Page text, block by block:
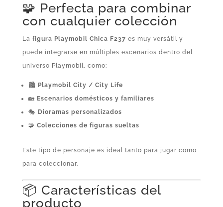
🧩 Perfecta para combinar
con cualquier colección
La figura Playmobil Chica F237 es muy versátil y
puede integrarse en múltiples escenarios dentro del
universo Playmobil, como:
🏙️ Playmobil City / City Life
🏡 Escenarios domésticos y familiares
🎭 Dioramas personalizados
🧩 Colecciones de figuras sueltas
Este tipo de personaje es ideal tanto para jugar como
para coleccionar.
📦 Características del
producto